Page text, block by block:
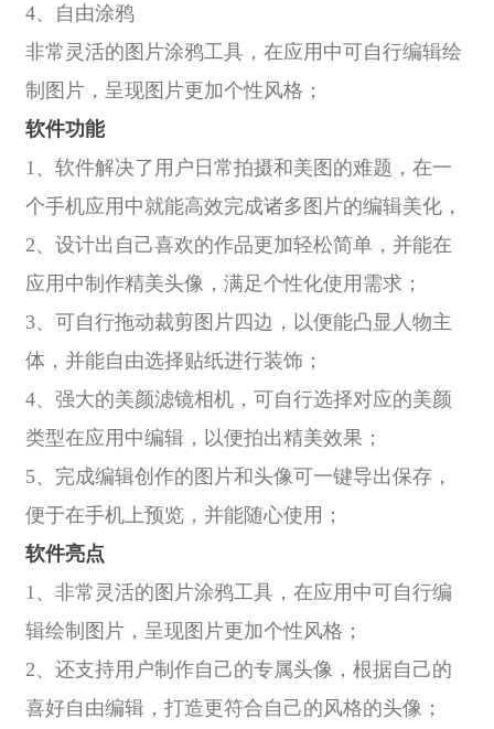
4、自由涂鸦
非常灵活的图片涂鸦工具，在应用中可自行编辑绘
制图片，呈现图片更加个性风格；
软件功能
1、软件解决了用户日常拍摄和美图的难题，在一
个手机应用中就能高效完成诸多图片的编辑美化，
2、设计出自己喜欢的作品更加轻松简单，并能在
应用中制作精美头像，满足个性化使用需求；
3、可自行拖动裁剪图片四边，以便能凸显人物主
体，并能自由选择贴纸进行装饰；
4、强大的美颜滤镜相机，可自行选择对应的美颜
类型在应用中编辑，以便拍出精美效果；
5、完成编辑创作的图片和头像可一键导出保存，
便于在手机上预览，并能随心使用；
软件亮点
1、非常灵活的图片涂鸦工具，在应用中可自行编
辑绘制图片，呈现图片更加个性风格；
2、还支持用户制作自己的专属头像，根据自己的
喜好自由编辑，打造更符合自己的风格的头像；